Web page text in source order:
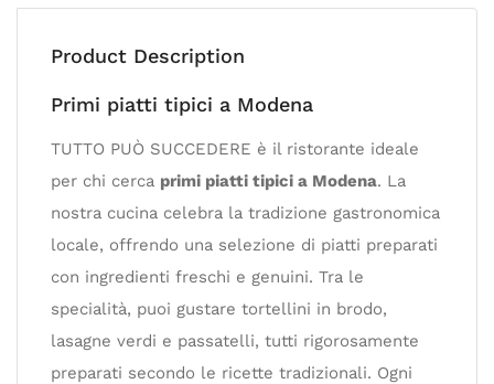
Product Description
Primi piatti tipici a Modena
TUTTO PUÒ SUCCEDERE è il ristorante ideale
per chi cerca primi piatti tipici a Modena. La
nostra cucina celebra la tradizione gastronomica
locale, offrendo una selezione di piatti preparati
con ingredienti freschi e genuini. Tra le
specialità, puoi gustare tortellini in brodo,
lasagne verdi e passatelli, tutti rigorosamente
preparati secondo le ricette tradizionali. Ogni